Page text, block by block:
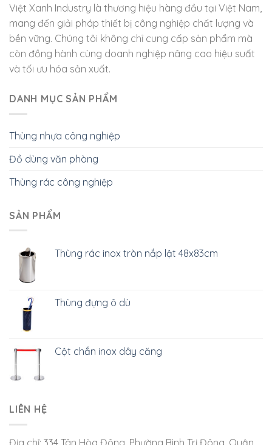
Việt Xanh Industry là thương hiệu hàng đầu tại Việt Nam,
mang đến giải pháp thiết bị công nghiệp chất lượng và
bền vững. Chúng tôi không chỉ cung cấp sản phẩm mà
còn đồng hành cùng doanh nghiệp nâng cao hiệu suất
và tối ưu hóa sản xuất.
DANH MỤC SẢN PHẨM
Thùng nhựa công nghiệp
Đồ dùng văn phòng
Thùng rác công nghiệp
SẢN PHẨM
Thùng rác inox tròn nắp lật 48x83cm
Thùng đựng ô dù
Cột chắn inox dây căng
LIÊN HỆ
Địa chỉ: 334 Tân Hòa Đông, Phường Bình Trị Đông, Quận